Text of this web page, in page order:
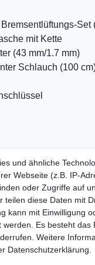
Set
mit Kette
(43 mm/1.7 mm)
Schlauch (100
und ähnliche
Webseite (z.B. IP-
oder Zugriffe auf
teilen diese Daten mit
kann mit Einwilligung
Es besteht
Weitere
Daten­schutz­erklärung